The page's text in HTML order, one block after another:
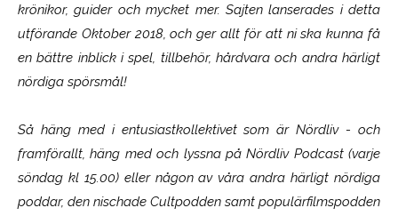
krönikor, guider och mycket mer. Sajten lanserades i detta
utförande Oktober 2018, och ger allt för att ni ska kunna få
en bättre inblick i spel, tillbehör, hårdvara och andra härligt
nördiga spörsmål!
Så häng med i entusiastkollektivet som ärNördliv- och
framförallt, häng med och lyssna på Nördliv Podcast (varje
söndag kl 15.00) eller någon av våra andra härligt nördiga
poddar, den nischade Cultpodden samt populärfilmspodden